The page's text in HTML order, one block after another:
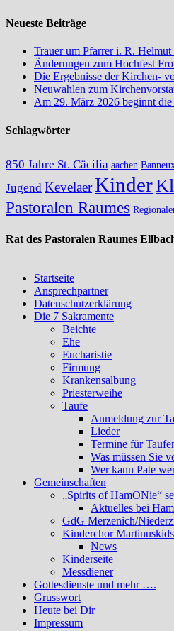
Neueste Beiträge
Trauer um Pfarrer i. R. Helmut
Änderungen zum Hochfest
Die Ergebnisse der Kirchen-
Neuwahlen zum
Am 29. März 2026 beginnt die
Schlagwörter
850 Jahre St. Cäcilia aachen
Jugend KevelaerKinder
Pastoralen Raumes
Rat des Pastoralen Raumes
Startseite
Ansprechpartner
Datenschutzerklärung
Die 7 Sakramente
Beichte
Ehe
Eucharistie
Firmung
Krankensalbung
Priesterweihe
Taufe
Anmeldung zur
Lieder
Termine für
Was müssen Sie
Wer kann Pate
Gemeinschaften
„Spirits of HamONie“
Aktuelles bei
GdG Merzenich/
Kinderchor
News
Kinderseite
Messdiener
Gottesdienste und mehr ….
Grusswort
Heute bei Dir
Impressum